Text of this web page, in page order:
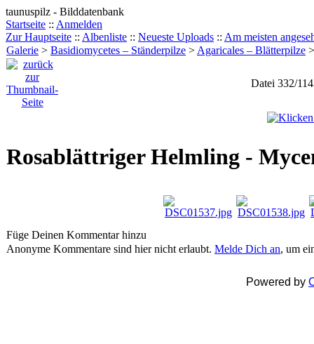
taunuspilz - Bilddatenbank
Startseite :: Anmelden
Zur Hauptseite :: Albenliste :: Neueste Uploads :: Am meisten
Galerie > Basidiomycetes – Ständerpilze > Agaricales – Blätterpilze
Datei 332/
Rosablättriger Helmling -
Füge Deinen Kommentar hinzu
Anonyme Kommentare sind hier nicht erlaubt. Melde Dich an, um
Powered by